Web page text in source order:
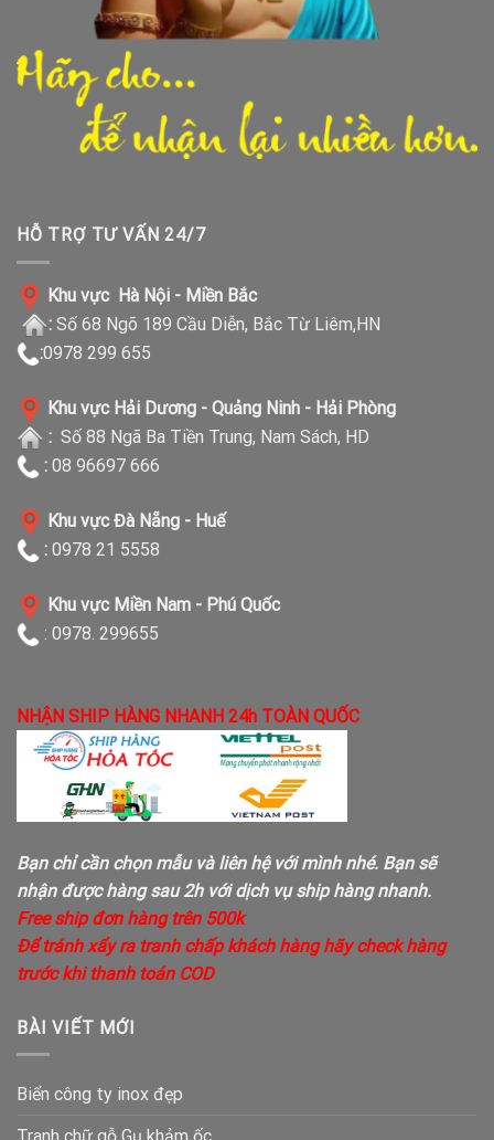
HỖ TRỢ TƯ VẤN 24/7
Khu vực Hà Nội - Miền Bắc
: Số 68 Ngõ 189 Cầu Diễn, Bắc Từ Liêm,HN
:0978 299 655
Khu vực Hải Dương - Quảng Ninh - Hải Phòng
: Số 88 Ngã Ba Tiền Trung, Nam Sách, HD
: 08 96697 666
Khu vực Đà Nẵng - Huế
: 0978 21 5558
Khu vực Miền Nam - Phú Quốc
: 0978. 299655
NHẬN SHIP HÀNG NHANH 24h TOÀN QUỐC
Bạn chỉ cần chọn mẫu và liên hệ với mình nhé. Bạn sẽ
nhận được hàng sau 2h với dịch vụ ship hàng nhanh.
Free ship đơn hàng trên 500k
Để tránh xẩy ra tranh chấp khách hàng hãy check hàng
trước khi thanh toán COD
BÀI VIẾT MỚI
Biển công ty inox đẹp